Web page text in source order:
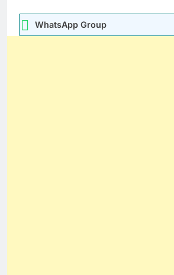
WhatsApp Group